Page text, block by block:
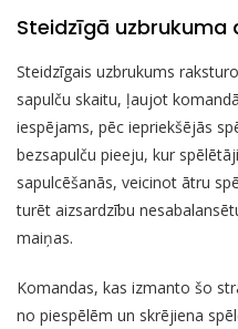
Steidzīgā uzbrukuma
Steidzīgais uzbrukums
sapulču skaitu, ļaujot
iespējams, pēc iepriekšējās
bezsapulču pieeju, kur
sapulcēšanās, veicinot ātru
turēt aizsardzību
maiņas.
Komandas, kas izmanto šo
no piespēlēm un skrējiena